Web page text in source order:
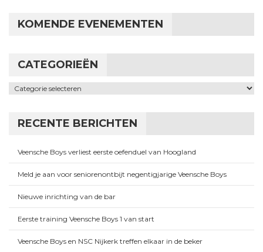
KOMENDE EVENEMENTEN
CATEGORIEËN
Categorieën
RECENTE BERICHTEN
Veensche Boys verliest eerste oefenduel van Hoogland
Meld je aan voor seniorenontbijt negentigjarige Veensche Boys
Nieuwe inrichting van de bar
Eerste training Veensche Boys 1 van start
Veensche Boys en NSC Nijkerk treffen elkaar in de beker